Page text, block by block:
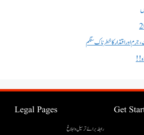
اور اقتدار کا خطرناک سنگم
!!
Get
Legal Pages
رابطہ برائے ترسیل وابلاغ